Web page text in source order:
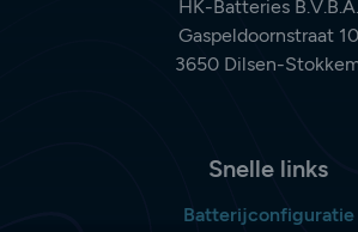
HK-Batteries B.V.B.A.
Gaspeldoornstraat 10
3650 Dilsen-
Snelle links
Batterijconfiguratie